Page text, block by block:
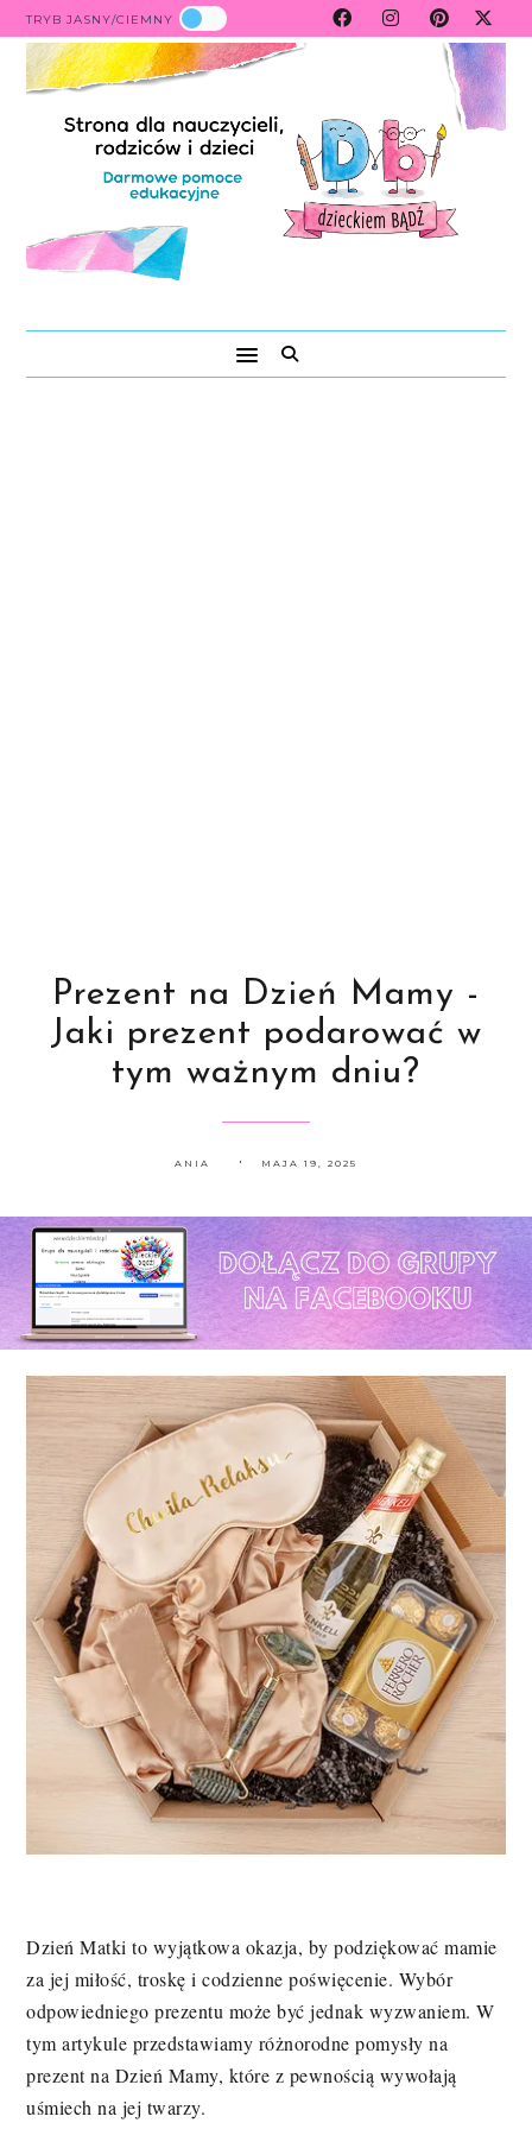
TRYB JASNY/CIEMNY
Prezent na Dzień Mamy -
Jaki prezent podarować w
tym ważnym dniu?
ANIA MAJA 19, 2025
Dzień Matki to wyjątkowa okazja, by podziękować mamie
za jej miłość, troskę i codzienne poświęcenie. Wybór
odpowiedniego prezentu może być jednak wyzwaniem. W
tym artykule przedstawiamy różnorodne pomysły na
prezent na Dzień Mamy, które z pewnością wywołają
uśmiech na jej twarzy.